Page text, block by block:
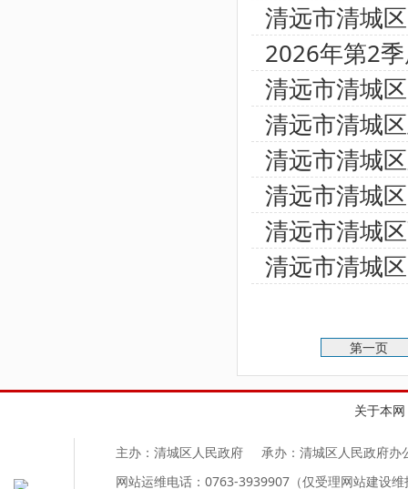
清远市清城
2026年第2
清远市清城
清远市清城
清远市清城
清远市清城
清远市清城
清远市清城
第一页
关于本网
主办：清城区人民政府
承办：清城区人民政府办
网站运维电话：0763-3939907（仅受理网站建设